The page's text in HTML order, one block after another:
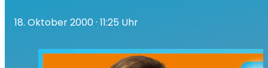
18. Oktober 2000· 11:25 Uhr